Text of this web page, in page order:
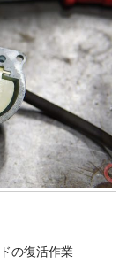
の復活作業